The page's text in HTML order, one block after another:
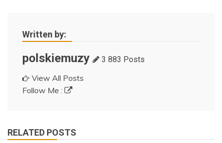
Written by:
polskiemuzy 3 883 Posts
View All Posts
Follow Me :
RELATED POSTS